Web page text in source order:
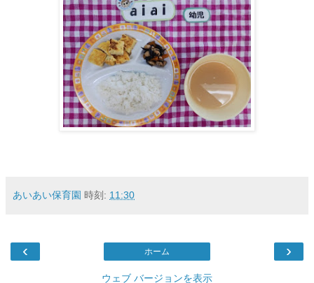
あいあい保育園 時刻: 11:30
‹ ›
ホーム
ウェブ バージョンを表示